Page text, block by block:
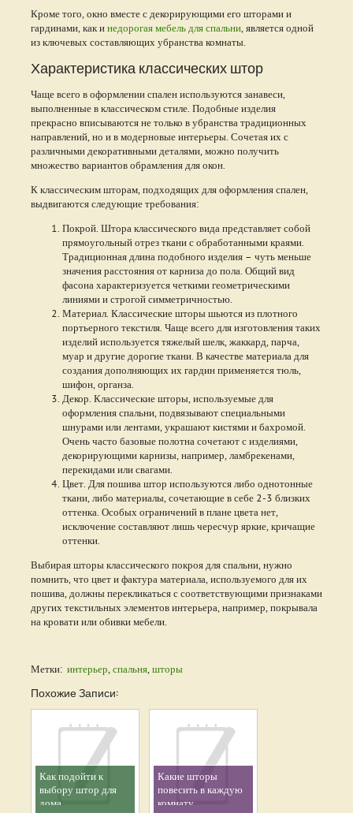
Кроме того, окно вместе с декорирующими его шторами и
гардинами, как инедорогая мебель для спальни, является одной
из ключевых составляющих убранства комнаты.
Характеристика классических штор
Чаще всего в оформлении спален используются занавеси,
выполненные в классическом стиле. Подобные изделия
прекрасно вписываются не только в убранства традиционных
направлений, но и в модерновые интерьеры. Сочетая их с
различными декоративными деталями, можно получить
множество вариантов обрамления для окон.
К классическим шторам, подходящих для оформления спален,
выдвигаются следующие требования:
Покрой. Штора классического вида представляет собой
прямоугольный отрез ткани с обработанными краями.
Традиционная длина подобного изделия – чуть меньше
значения расстояния от карниза до пола. Общий вид
фасона характеризуется четкими геометрическими
линиями и строгой симметричностью.
Материал. Классические шторы шьются из плотного
портьерного текстиля. Чаще всего для изготовления таких
изделий используется тяжелый шелк, жаккард, парча,
муар и другие дорогие ткани. В качестве материала для
создания дополняющих их гардин применяется тюль,
шифон, органза.
Декор. Классические шторы, используемые для
оформления спальни, подвязывают специальными
шнурами или лентами, украшают кистями и бахромой.
Очень часто базовые полотна сочетают с изделиями,
декорирующими карнизы, например, ламбрекенами,
перекидами или свагами.
Цвет. Для пошива штор используются либо однотонные
ткани, либо материалы, сочетающие в себе 2-3 близких
оттенка. Особых ограничений в плане цвета нет,
исключение составляют лишь чересчур яркие, кричащие
оттенки.
Выбирая шторы классического покроя для спальни, нужно
помнить, что цвет и фактура материала, используемого для их
пошива, должны перекликаться с соответствующими признаками
других текстильных элементов интерьера, например, покрывала
на кровати или обивки мебели.
Метки: интерьер спальня, шторы
Похожие Записи:
Как подойти к
выбору штор для
дома
Какие шторы
повесить в каждую
комнату